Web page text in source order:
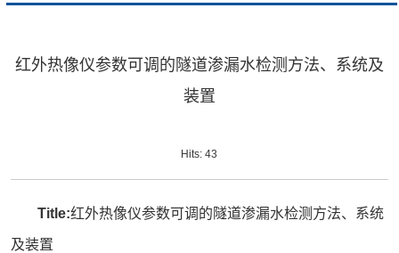
红外热像仪参数可调的隧道渗漏水检测方法、系统及
装置
Hits:43
Title:红外热像仪参数可调的隧道渗漏水检测方法、系统
及装置